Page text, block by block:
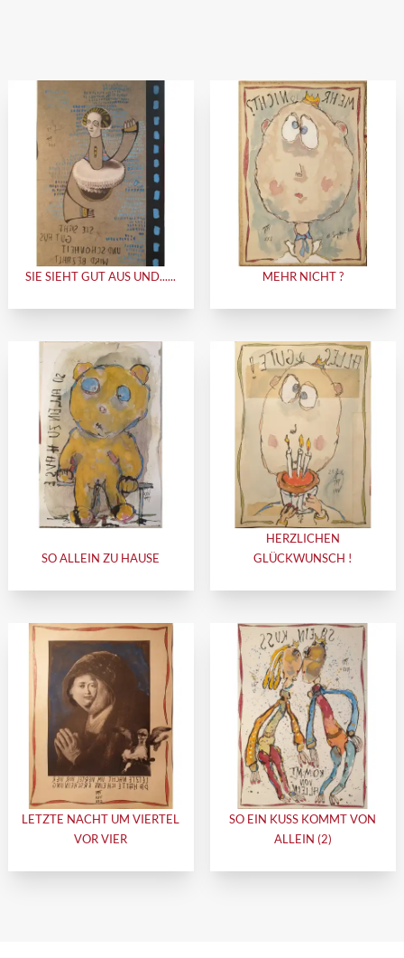
SIE SIEHT GUT AUS UND...... MEHR NICHT ?
SO ALLEIN ZU HAUSE
HERZLICHEN
GLÜCKWUNSCH !
LETZTE NACHT UM VIERTEL
VOR VIER
SO EIN KUSS KOMMT VON
ALLEIN (2)